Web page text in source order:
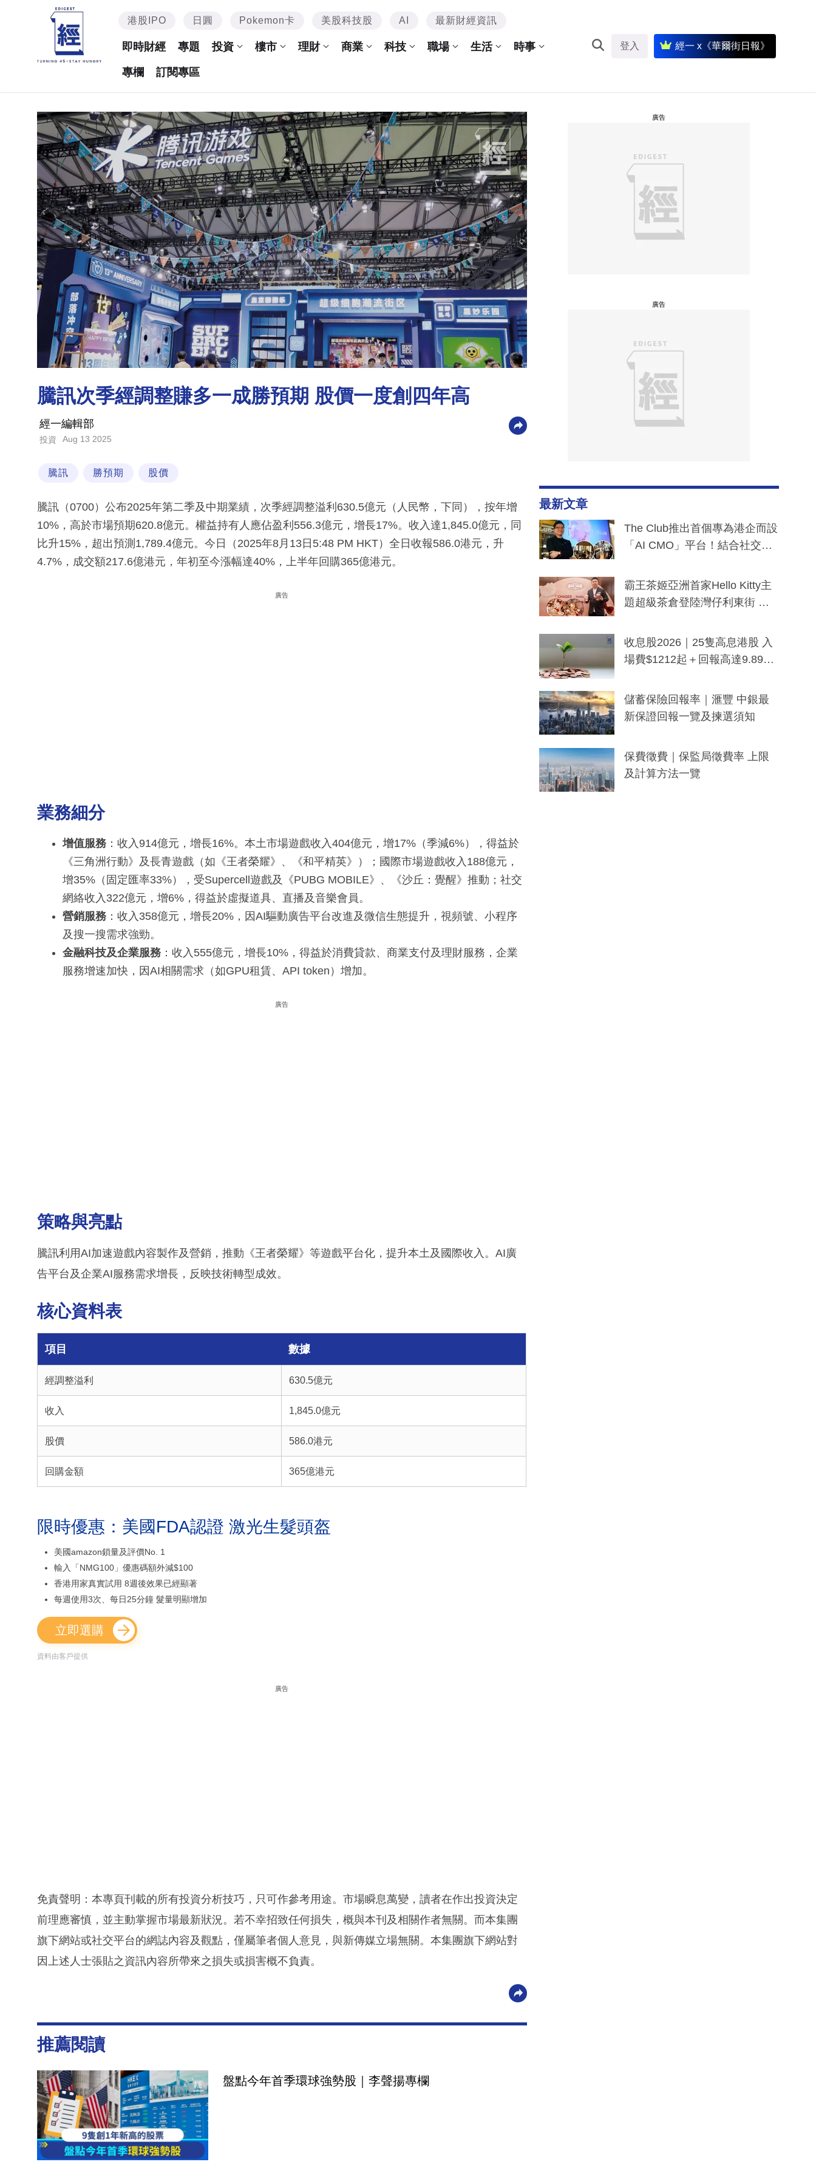
港股IPO 日圓 Pokemon卡 美股科技股 AI 最新財經資訊
即時財經 專題 投資 樓市 理財 商業 科技 職場 生活 時事
專欄 訂閱專區
登入 經一 x《華爾街日報》
騰訊次季經調整賺多一成勝預期 股價一度創四年高
經一編輯部
投資 Aug 13 2025
騰訊 勝預期 股價
騰訊（0700）公布2025年第二季及中期業績，次季經調整溢利630.5億元（人民幣，下同），按年增
10%，高於市場預期620.8億元。權益持有人應佔盈利556.3億元，增長17%。收入達1,845.0億元，同
比升15%，超出預測1,789.4億元。今日（2025年8月13日5:48 PM HKT）全日收報586.0港元，升
4.7%，成交額217.6億港元，年初至今漲幅達40%，上半年回購365億港元。
廣告
業務細分
增值服務 ：收入914億元，增長16%。本土市場遊戲收入404億元，增17%（季減6%），得益於
《三角洲行動》及長青遊戲（如《王者榮耀》、《和平精英》）；國際市場遊戲收入188億元，
增35%（固定匯率33%），受Supercell遊戲及《PUBG MOBILE》、《沙丘：覺醒》推動；社交
網絡收入322億元，增6%，得益於虛擬道具、直播及音樂會員。
營銷服務 ：收入358億元，增長20%，因AI驅動廣告平台改進及微信生態提升，視頻號、小程序
及搜一搜需求強勁。
金融科技及企業服務 ：收入555億元，增長10%，得益於消費貸款、商業支付及理財服務，企業
服務增速加快，因AI相關需求（如GPU租賃、API token）增加。
廣告
策略與亮點
騰訊利用AI加速遊戲內容製作及營銷，推動《王者榮耀》等遊戲平台化，提升本土及國際收入。AI廣
告平台及企業AI服務需求增長，反映技術轉型成效。
核心資料表
項目 數據
經調整溢利 630.5億元
收入 1,845.0億元
股價 586.0港元
回購金額 365億港元
限時優惠：美國FDA認證 激光生髮頭盔
美國amazon鎖量及評價No. 1
輸入「NMG100」優惠碼額外減$100
香港用家真實試用 8週後效果已經顯著
每週使用3次、每日25分鐘 髮量明顯增加
立即選購
資料由客戶提供
廣告
免責聲明：本專頁刊載的所有投資分析技巧，只可作參考用途。市場瞬息萬變，讀者在作出投資決定
前理應審慎，並主動掌握市場最新狀況。若不幸招致任何損失，概與本刊及相關作者無關。而本集團
旗下網站或社交平台的網誌內容及觀點，僅屬筆者個人意見，與新傳媒立場無關。本集團旗下網站對
因上述人士張貼之資訊內容所帶來之損失或損害概不負責。
推薦閱讀
盤點今年首季環球強勢股｜李聲揚專欄
廣告
廣告
最新文章
The Club推出首個專為港企而設
「AI CMO」平台！結合社交聆
分鐘生成「貼地」宣傳短片
霸王茶姬亞洲首家Hello Kitty主
題超級茶倉登陸灣仔利東街 推
y及香港限定特調系列
收息股2026｜25隻高息港股 入
場費$1212起＋回報高達9.89
儲蓄保險回報率｜滙豐 中銀最
新保證回報一覽及揀選須知
保費徵費｜保監局徵費率 上限
及計算方法一覽